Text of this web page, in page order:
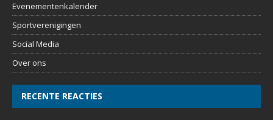
Evenementenkalender
Sportverenigingen
Social Media
Over ons
RECENTE REACTIES